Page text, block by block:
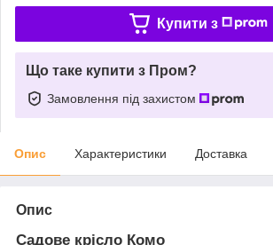
Купити з
Що таке купити з Пром?
Замовлення під захистом
Опис Характеристики Доставка
Опис
Садове крісло Комо